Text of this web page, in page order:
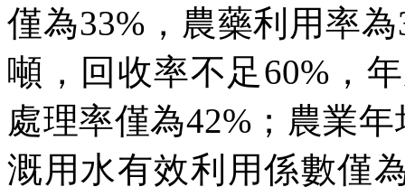
僅為33%，農藥利用率為
噸，回收率不足 60%，
處理率僅為42% ；農業
溉用水有效利用係數僅